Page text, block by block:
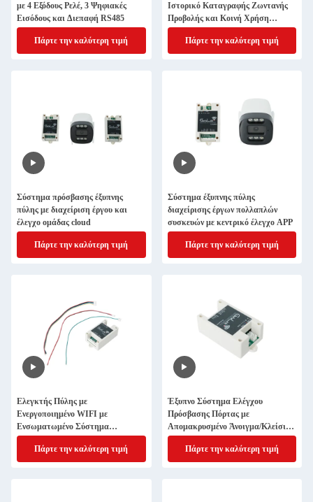
με 4 Εξόδους Ρελέ, 3 Ψηφιακές
Εισόδους και Διεπαφή RS485
Πάρτε την καλύτερη τιμή
Ιστορικό Καταγραφής Ζωντανής
Προβολής και Κοινή Χρήση
Πολλαπλών Χρηστών
Πάρτε την καλύτερη τιμή
Σύστημα πρόσβασης έξυπνης
πύλης με διαχείριση έργου και
έλεγχο ομάδας cloud
Πάρτε την καλύτερη τιμή
Σύστημα έξυπνης πύλης
διαχείρισης έργων πολλαπλών
συσκευών με κεντρικό έλεγχο APP
Πάρτε την καλύτερη τιμή
Ελεγκτής Πύλης με
Ενεργοποιημένο WIFI με
Ενσωματωμένο Σύστημα
Ενδοεπικοινωνίας Κάμερας και
Πλατφόρμα Διαφήμισης
Πάρτε την καλύτερη τιμή
Έξυπνο Σύστημα Ελέγχου
Πρόσβασης Πόρτας με
Απομακρυσμένο Άνοιγμα/Κλείσιμο
μέσω ΕΦΑΡΜΟΓΗΣ και
Παρακολούθηση σε Πραγματικό
Χρόνο
Πάρτε την καλύτερη τιμή